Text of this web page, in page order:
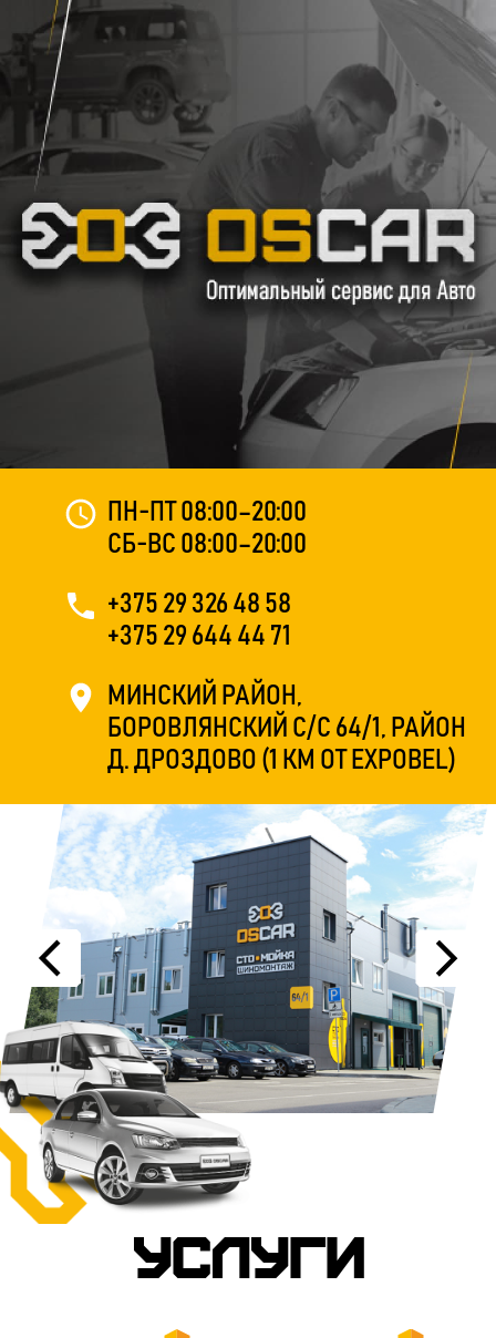
ПН-ПТ 08:00–20:00
СБ-ВС 08:00–20:00
+375 29 326 48 58
+375 29 644 44 71
МИНСКИЙ РАЙОН,
БОРОВЛЯНСКИЙ С/С 64/1, РАЙОН
Д. ДРОЗДОВО (1 КМ ОТ EXPOBEL)
УСЛУГИ